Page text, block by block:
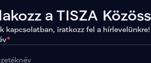
a TISZA
kapcsolatban, iratkozz fel a hírlevelünkre!
*